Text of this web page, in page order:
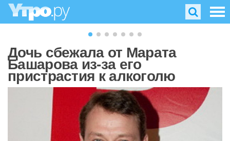
Дочь сбежала от Марата
Башарова из-за его
пристрастия к алкоголю